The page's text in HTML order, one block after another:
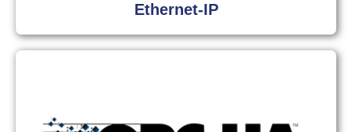
Ethernet-IP